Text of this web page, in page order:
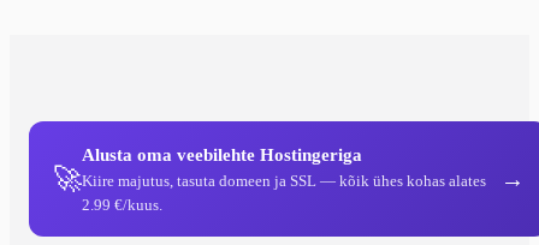
🚀
Alusta oma veebilehte Hostingeriga
Kiire majutus, tasuta domeen ja SSL — kõik ühes kohas alates
2.99 €/kuus.
→